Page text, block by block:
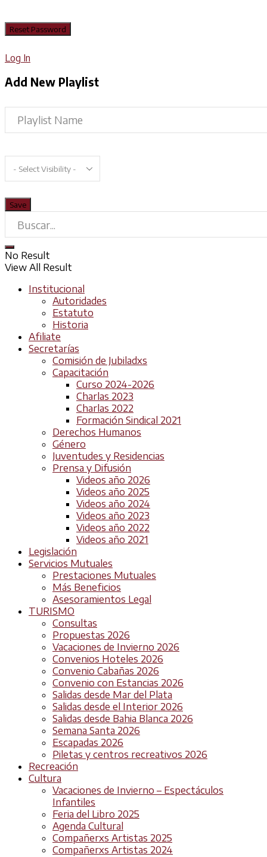
Log In
Add New Playlist
No Result
View All Result
Institucional
Autoridades
Estatuto
Historia
Afiliate
Secretarías
Comisión de Jubiladxs
Capacitación
Curso 2024-2026
Charlas 2023
Charlas 2022
Formación Sindical 2021
Derechos Humanos
Género
Juventudes y Residencias
Prensa y Difusión
Videos año 2026
Videos año 2025
Videos año 2024
Videos año 2023
Videos año 2022
Videos año 2021
Legislación
Servicios Mutuales
Prestaciones Mutuales
Más Beneficios
Asesoramientos Legal
TURISMO
Consultas
Propuestas 2026
Vacaciones de Invierno 2026
Convenios Hoteles 2026
Convenio Cabañas 2026
Convenio con Estancias 2026
Salidas desde Mar del Plata
Salidas desde el Interior 2026
Salidas desde Bahia Blanca 2026
Semana Santa 2026
Escapadas 2026
Piletas y centros recreativos 2026
Recreación
Cultura
Vacaciones de Invierno – Espectáculos
Infantiles
Feria del Libro 2025
Agenda Cultural
Compañerxs Artistas 2025
Compañerxs Artistas 2024